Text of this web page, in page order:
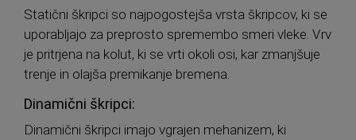
Statični škripci so najpogostejša vrsta škripcov, ki se
uporabljajo za preprosto spremembo smeri vleke. Vrv
je pritrjena na kolut, ki se vrti okoli osi, kar zmanjšuje
trenje in olajša premikanje bremena.
Dinamični škripci:
Dinamični škripci imajo vgrajen mehanizem, ki